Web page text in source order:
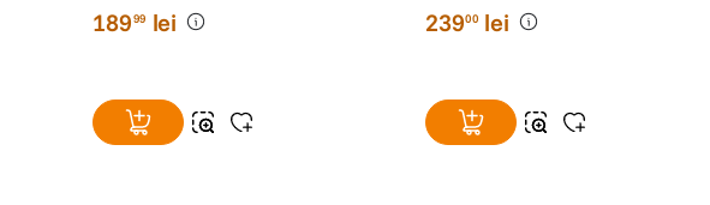
18999 lei 23900 lei